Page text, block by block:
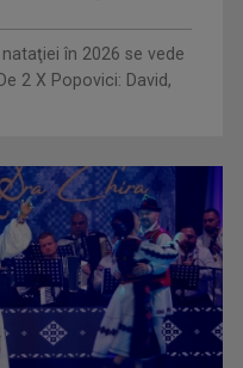
în 2026 se vede
2 X Popovici: David,